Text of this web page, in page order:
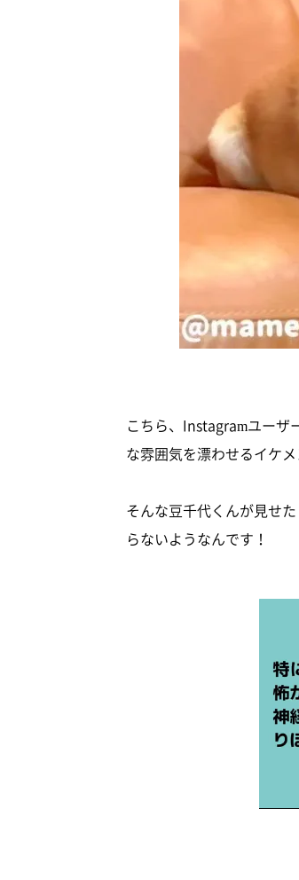
こちら、Instagramユーザ
な雰囲気を漂わせるイケ
そんな豆千代くんが見せた
らないようなんです！